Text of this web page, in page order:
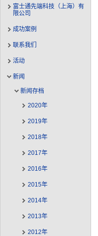
富士通先端科技（上海）有
限公司
成功案例
联系我们
活动
新闻
新闻存档
2020年
2019年
2018年
2017年
2016年
2015年
2014年
2013年
2012年